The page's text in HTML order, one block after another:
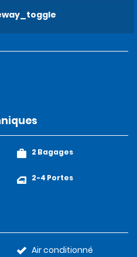
2 Bagages
2-4 Portes
Air conditionné